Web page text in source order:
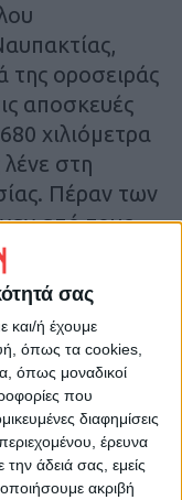
σας
και/ή έχουμε
όπως τα cookies,
όπως μοναδικοί
που
διαφημίσεις
έρευνα
την άδειά σας, εμείς
ακριβή
της οροσειράς
αποσκευές
χιλιόμετρα
στη
Πέραν των
από τους
αγώνες
υπήρξαν
την
και το
και την